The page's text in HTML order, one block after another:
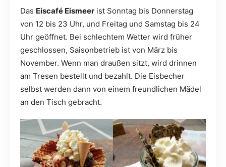
Das Eiscafé Eismeer ist Sonntag bis Donnerstag
von 12 bis 23 Uhr, und Freitag und Samstag bis 24
Uhr geöffnet. Bei schlechtem Wetter wird früher
geschlossen, Saisonbetrieb ist von März bis
November. Wenn man draußen sitzt, wird drinnen
am Tresen bestellt und bezahlt. Die Eisbecher
selbst werden dann von einem freundlichen Mädel
an den Tisch gebracht.